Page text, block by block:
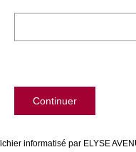
Continuer
informatisé par ELYSE